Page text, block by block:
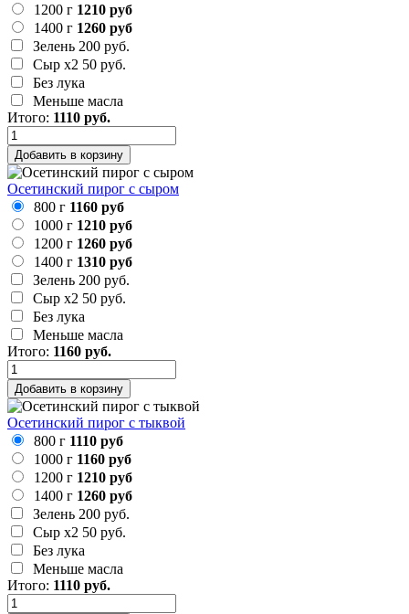
1200 г 1210 руб
1400 г 1260 руб
Зелень 200 руб.
Сыр х2 50 руб.
Без лука
Меньше масла
Итого: 1110 руб.
Добавить в корзину
Осетинский пирог с сыром
800 г 1160 руб
1000 г 1210 руб
1200 г 1260 руб
1400 г 1310 руб
Зелень 200 руб.
Сыр х2 50 руб.
Без лука
Меньше масла
Итого: 1160 руб.
Добавить в корзину
Осетинский пирог с тыквой
800 г 1110 руб
1000 г 1160 руб
1200 г 1210 руб
1400 г 1260 руб
Зелень 200 руб.
Сыр х2 50 руб.
Без лука
Меньше масла
Итого: 1110 руб.